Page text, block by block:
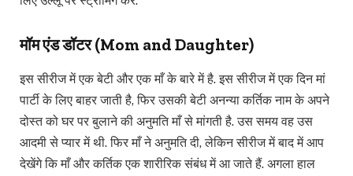
मॉम एंड डॉटर (Mom and Daughter)
इस सीरीज में एक बेटी और एक माँ के बारे में है. इस सीरीज में एक दिन मां
पार्टी के लिए बाहर जाती है, फिर उसकी बेटी अनन्या कर्तिक नाम के अपने
दोस्त को घर पर बुलाने की अनुमति माँ से मांगती है. उस समय वह उस
आदमी से प्यार में थी. फिर माँ ने अनुमति दी, लेकिन सीरीज में बाद में आप
देखेंगे कि माँ और कर्तिक एक शारीरिक संबंध में आ जाते हैं. अगला हाल